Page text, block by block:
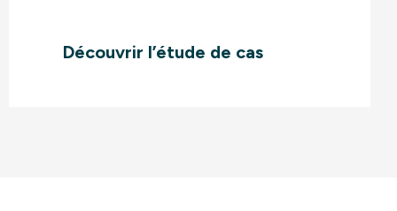
Découvrir l’étude de cas